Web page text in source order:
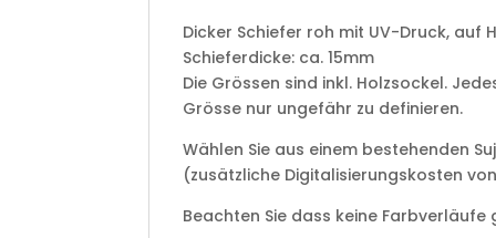
Dicker Schiefer roh mit UV-Druck,
Schieferdicke: ca. 15mm
Die Grössen sind inkl. Holzsockel.
Grösse nur ungefähr zu definieren.
Wählen Sie aus einem bestehenden
(zusätzliche Digitalisierungskosten von
Beachten Sie dass keine